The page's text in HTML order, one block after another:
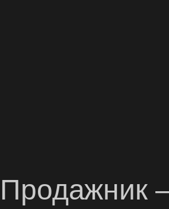
Продажник